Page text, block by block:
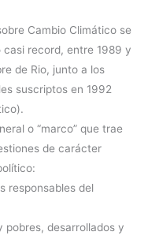
Cambio Climático se
record, entre 1989 y
de Rio, junto a los
suscriptos en 1992
o “marco” que trae
de carácter
responsables del
pobres, desarrollados y